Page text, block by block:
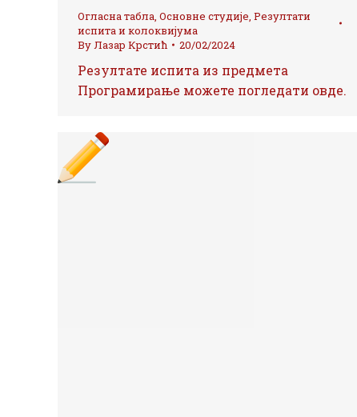
Огласна табла, Основне студије, Резултати
испита и колоквијума
ByЛазар Крстић 20/02/2024
Резултате испита из предмета
Програмирање можете погледати овде.